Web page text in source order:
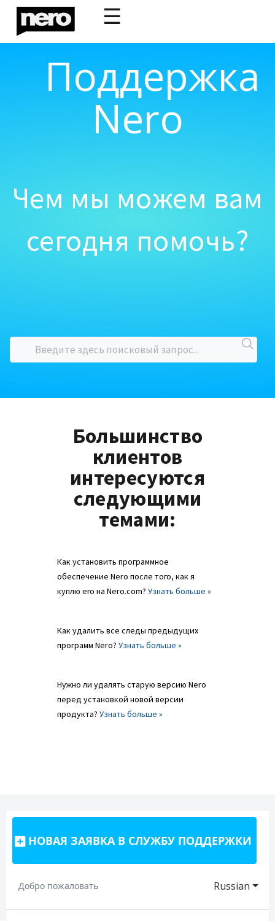
☰
Поддержка
Nero
Чем мы можем вам
сегодня помочь?
Большинство
клиентов
интересуются
следующими
темами:
Как установить программное
обеспечение Nero после того, как я
куплю его на Nero.com? Узнать больше »
Как удалить все следы предыдущих
программ Nero? Узнать больше »
Нужно ли удалять старую версию Nero
перед установкой новой версии
продукта? Узнать больше »
НОВАЯ ЗАЯВКА В СЛУЖБУ ПОДДЕРЖКИ
Russian
Добро пожаловать